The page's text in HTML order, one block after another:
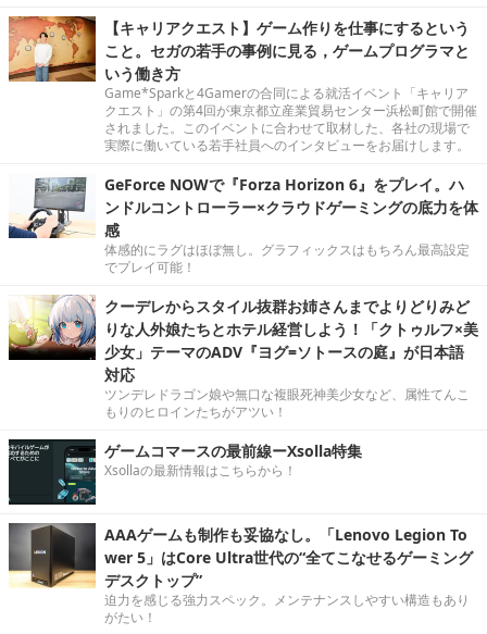
【キャリアクエスト】ゲーム作りを仕事にするという
こと。セガの若手の事例に見る，ゲームプログラマと
いう働き方
Game*Sparkと4Gamerの合同による就活イベント「キャリア
クエスト」の第4回が東京都立産業貿易センター浜松町館で開催
されました。このイベントに合わせて取材した、各社の現場で
実際に働いている若手社員へのインタビューをお届けします。
GeForce NOWで『Forza Horizon 6』をプレイ。ハ
ンドルコントローラー×クラウドゲーミングの底力を体
感
体感的にラグはほぼ無し。グラフィックスはもちろん最高設定
でプレイ可能！
クーデレからスタイル抜群お姉さんまでよりどりみど
りな人外娘たちとホテル経営しよう！「クトゥルフ×美
少女」テーマのADV『ヨグ=ソトースの庭』が日本語
対応
ツンデレドラゴン娘や無口な複眼死神美少女など、属性てんこ
もりのヒロインたちがアツい！
ゲームコマースの最前線ーXsolla特集
Xsollaの最新情報はこちらから！
AAAゲームも制作も妥協なし。「Lenovo Legion To
wer 5」はCore Ultra世代の“全てこなせるゲーミング
デスクトップ”
迫力を感じる強力スペック。メンテナンスしやすい構造もあり
がたい！